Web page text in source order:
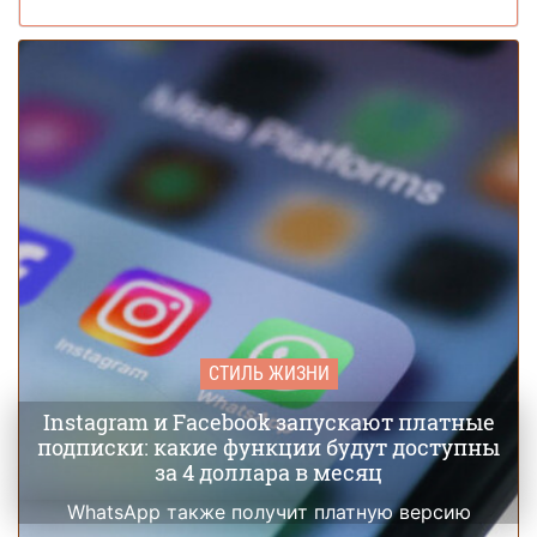
СТИЛЬ ЖИЗНИ
Instagram и Facebook запускают платные
подписки: какие функции будут доступны
за 4 доллара в месяц
WhatsApp также получит платную версию